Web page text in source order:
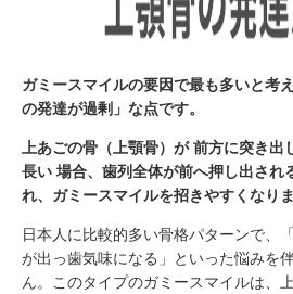
ガミースマイルの要因で最も多いと考
の発達が過剰」な点です。
上あごの骨（上顎骨）が 前方に突き出
長い 場合、歯列全体が前へ押し出され
れ、ガミースマイルを招きやすくなりま
日本人に比較的多い骨格パターンで、
が出っ歯気味になる」といった悩みを
ん。このタイプのガミースマイルは、